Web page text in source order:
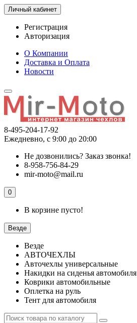
Личный кабинет
Регистрация
Авторизация
О Компании
Доставка и Оплата
Новости
8-495-204-17-92
Ежедневно, с 9:00 до 20:00
Не дозвонились? Заказ звонка!
8-958-756-84-29
mir-moto@mail.ru
0
В корзине пусто!
Везде
Везде
АВТОЧЕХЛЫ
Авточехлы универсальные
Накидки на сиденья автомобиля
Коврики автомобильные
Оплетка на руль
Тент для автомобиля